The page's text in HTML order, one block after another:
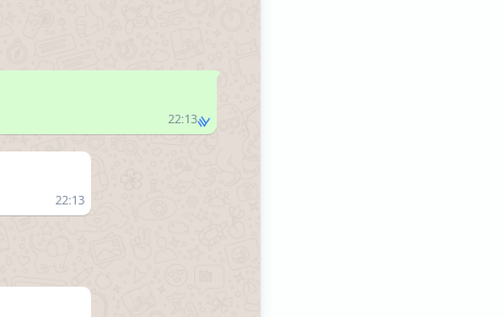
22:13
22:13